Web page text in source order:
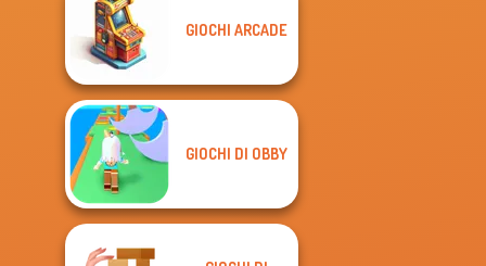
GIOCHI ARCADE
GIOCHI DI OBBY